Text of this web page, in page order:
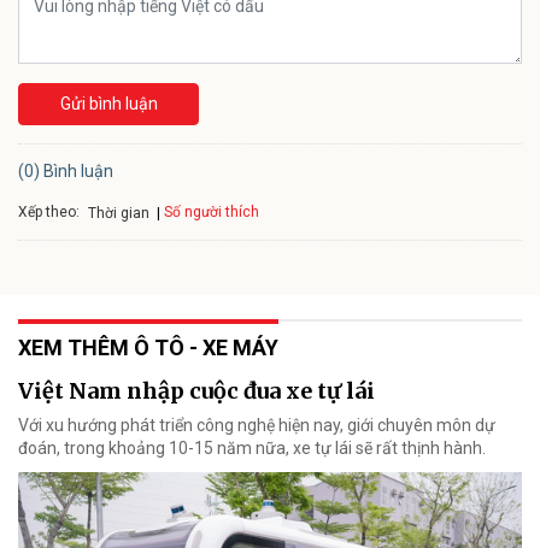
Gửi bình luận
(0) Bình luận
Xếp theo: Thời gian Số người thích
XEM THÊM Ô TÔ - XE MÁY
Việt Nam nhập cuộc đua xe tự lái
Với xu hướng phát triển công nghệ hiện nay, giới chuyên môn dự
đoán, trong khoảng 10-15 năm nữa, xe tự lái sẽ rất thịnh hành.